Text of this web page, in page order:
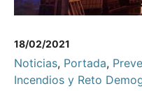
18/02/2021
Noticias, Portada,
Incendios y Reto